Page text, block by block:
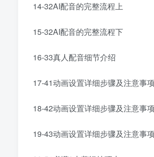
14-32AI配音的完整流程上
15-32AI配音的完整流程下
16-33真人配音细节介绍
17-41动画设置详细步骤及注意事
18-42动画设置详细步骤及注意事
19-43动画设置详细步骤及注意事